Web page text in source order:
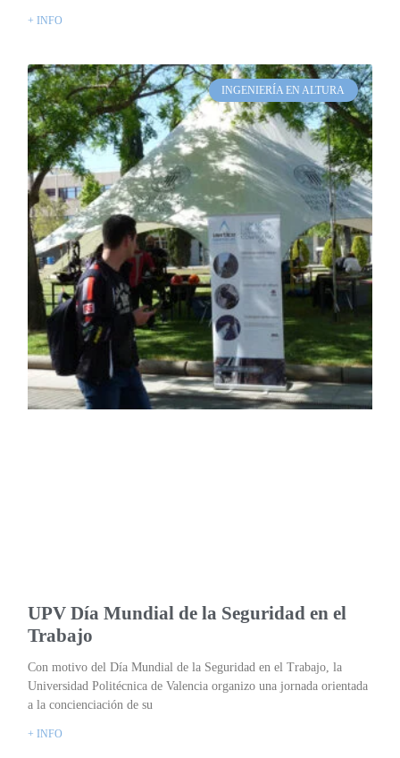
+ INFO
INGENIERÍA EN ALTURA
UPV Día Mundial de la Seguridad en el
Trabajo
Con motivo del Día Mundial de la Seguridad en el Trabajo, la
Universidad Politécnica de Valencia organizo una jornada orientada
a la concienciación de su
+ INFO